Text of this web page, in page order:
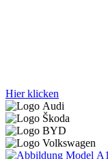
Hier klicken